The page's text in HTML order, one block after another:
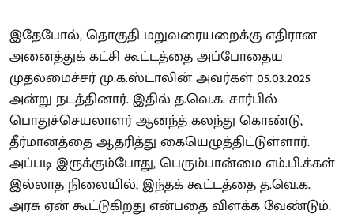
இதேபோல், தொகுதி மறுவரையறைக்கு எதிரான
அனைத்துக் கட்சி கூட்டத்தை அப்போதைய
முதலமைச்சர் மு.க.ஸ்டாலின் அவர்கள் 05.03.2025
அன்று நடத்தினார். இதில் த.வெ.க. சார்பில்
பொதுச்செயலாளர் ஆனந்த் கலந்து கொண்டு,
தீர்மானத்தை ஆதரித்து கையெழுத்திட்டுள்ளார்.
அப்படி இருக்கும்போது, பெரும்பான்மை எம்.பி.க்கள்
இல்லாத நிலையில், இந்தக் கூட்டத்தை த.வெ.க.
அரசு ஏன் கூட்டுகிறது என்பதை விளக்க வேண்டும்.